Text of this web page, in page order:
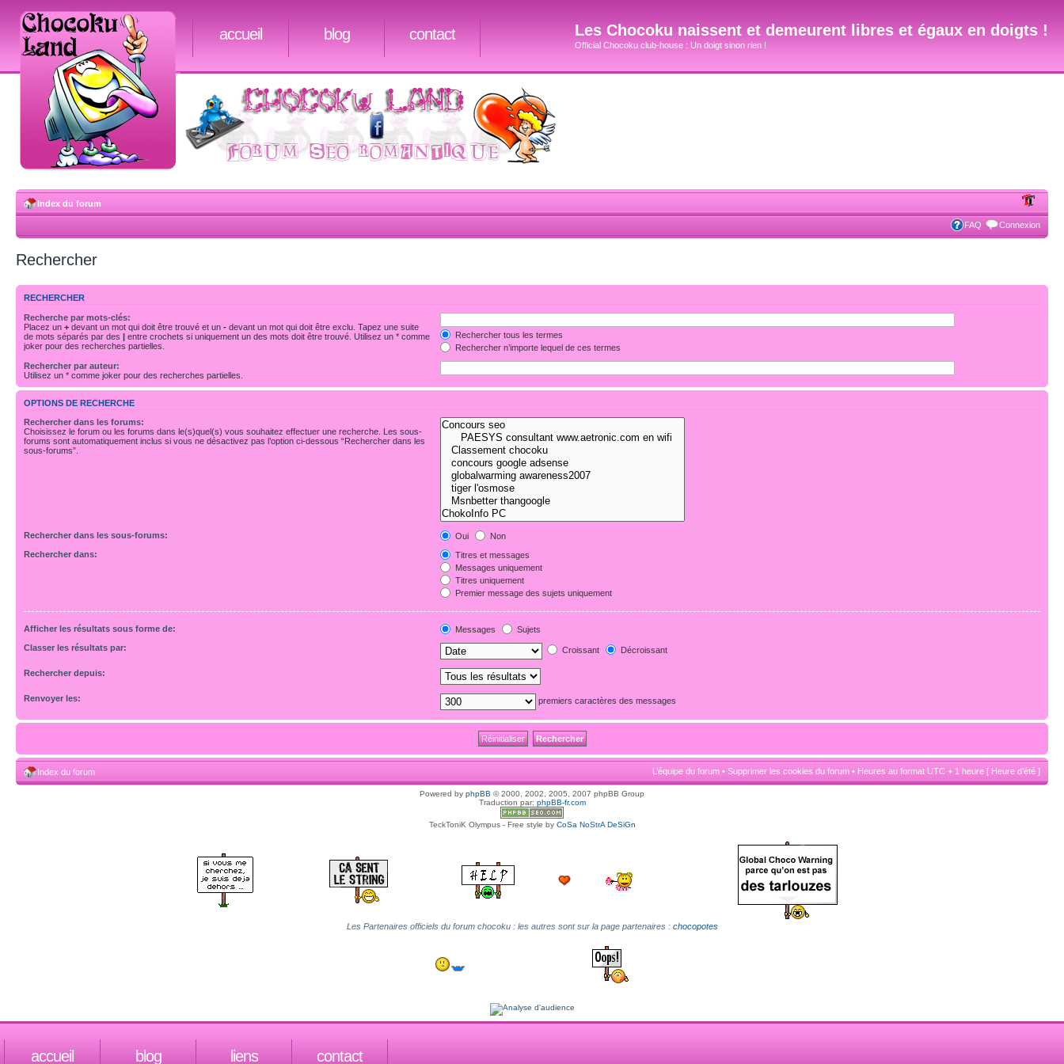
Les Chocoku naissent et demeurent libres et égaux en doigts !
Official Chocoku club-house : Un doigt sinon rien !
accueil blog contact
Index du forum
FAQ Connexion
Rechercher
RECHERCHER
Recherche par mots-clés:
Placez un + devant un mot qui doit être trouvé et un - devant un mot qui doit être exclu. Tapez une suite
de mots séparés par des | entre crochets si uniquement un des mots doit être trouvé. Utilisez un * comme
joker pour des recherches partielles.
Rechercher tous les termes
Rechercher n’importe lequel de ces termes
Rechercher par auteur:
Utilisez un * comme joker pour des recherches partielles.
OPTIONS DE RECHERCHE
Rechercher dans les forums:
Choisissez le forum ou les forums dans le(s)quel(s) vous souhaitez effectuer une recherche. Les sous-
forums sont automatiquement inclus si vous ne désactivez pas l’option ci-dessous “Rechercher dans les
sous-forums”.
Rechercher dans les sous-forums: Oui
Non
Rechercher dans:
Titres et messages
Messages uniquement
Titres uniquement
Premier message des sujets uniquement
Afficher les résultats sous forme de: Messages
Sujets
Classer les résultats par:
Croissant Décroissant
Rechercher depuis:
Renvoyer les: premiers caractères des messages
Index du forum L’équipe du forum • Supprimer les cookies du forum • Heures au format UTC + 1 heure [ Heure d’été ]
Powered by phpBB © 2000, 2002, 2005, 2007 phpBB Group
Traduction par: phpBB-fr.com
TeckToniK Olympus - Free style by CoSa NoStrA DeSiGn
Les Partenaires officiels du forum chocoku : les autres sont sur la page partenaires : chocopotes
accueil blog liens contact